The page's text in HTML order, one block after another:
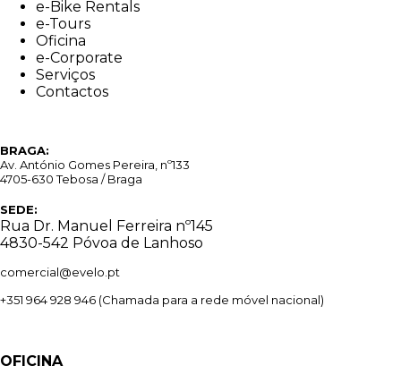
e-Bike Rentals
e-Tours
Oficina
e-Corporate
Serviços
Contactos
BRAGA:
Av. António Gomes Pereira, nº133
4705-630 Tebosa / Braga
SEDE:
Rua Dr. Manuel Ferreira nº145
4830-542 Póvoa de Lanhoso
comercial@evelo.pt
+351 964 928 946 (Chamada para a rede móvel nacional)
OFICINA